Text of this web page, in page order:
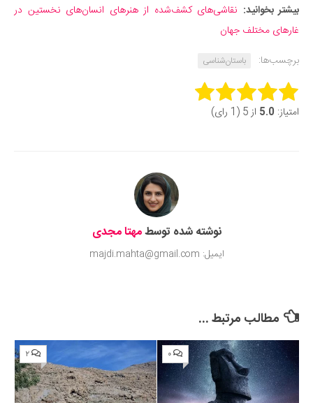
بیشتر بخوانید: نقاشی‌های کشف‌شده از هنرهای انسان‌های نخستین در
غارهای مختلف جهان
برچسب‌ها:
باستان‌شناسی
Rate this item:
امتیاز: 5.0 از 5 (1 رای)
نوشته شده توسطمهتا مجدی
ایمیل: majdi.mahta@gmail.com
مطالب مرتبط ...
۰ ۲